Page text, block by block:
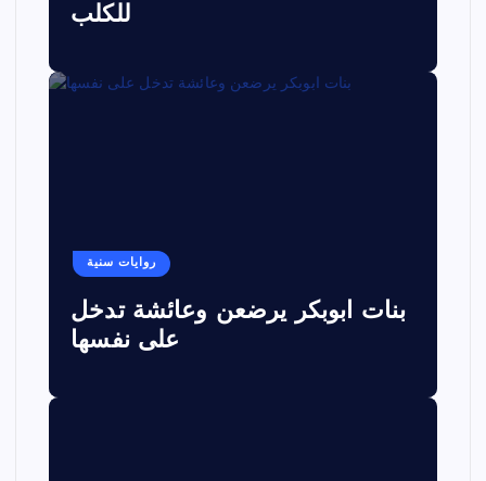
للكلب
روايات سنية
بنات ابوبكر يرضعن وعائشة تدخل
على نفسها